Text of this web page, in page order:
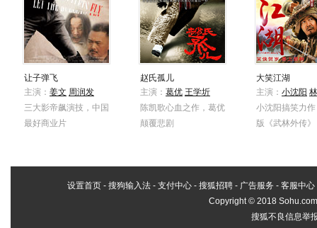
让子弹飞
主演： 姜文 周润发
三大影帝飙演技，中国
最好商业片
赵氏孤儿
主演： 葛优 王学圻
陈凯歌心血之作，葛优
颠覆悲剧
大笑江湖
主演： 小沈阳
小沈阳搞笑力
版《武林外传》
设置首页 - 搜狗输入法 - 支付中心 - 搜狐招聘 - 广告服务 - 客服中心
Copyright©2018
搜狐不良信息举